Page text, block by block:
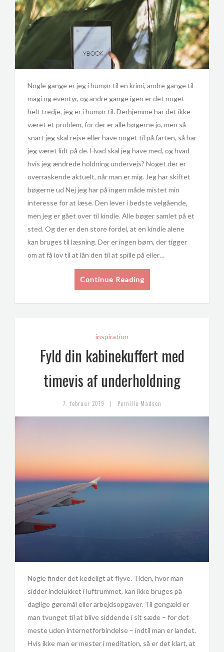
Nogle gange er jeg i humør til en krimi, andre gange til
magi og eventyr, og andre gange igen er det noget
helt tredje, jeg er i humør til. Derhjemme har det ikke
været et problem, for der er alle bøgerne jo, men så
snart jeg skal rejse eller have noget til på farten, så har
jeg været lidt på de. Hvad skal jeg have med, og hvad
hvis jeg ændrede holdning undervejs? Noget der er
overraskende aktuelt, når man er mig. Jeg har skiftet
bøgerne ud Nej jeg har på ingen måde mistet min
interesse for at læse. Den lever i bedste velgående,
men jeg er gået over til kindle. Alle bøger samlet på et
sted. Og der er den store fordel, at en kindle alene
kan bruges til læsning. Der er ingen børn, der tigger
om at få lov til at lån den til at spille på eller…
Continue Reading
inspiration
Fyld din kabinekuffert med
timevis af underholdning
7. februar 2019 | Pernille Madsen
Nogle finder det kedeligt at flyve. Tiden, hvor man
sidder indelukket i luftrummet, kan ikke bruges på
daglige gøremål eller arbejdsopgaver. Til gengæld er
man tvunget til at blive siddende i sit sæde – for det
meste uden internetforbindelse – indtil man er landet.
Hvis ikke man er mester i meditation, så er det klart, at